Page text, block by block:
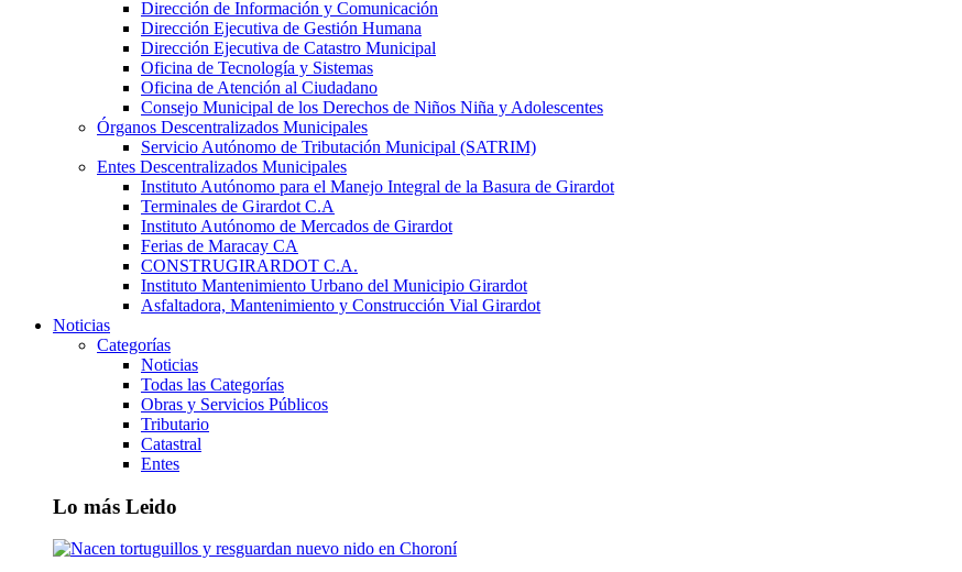
Dirección de Información y Comunicación
Dirección Ejecutiva de Gestión Humana
Dirección Ejecutiva de Catastro Municipal
Oficina de Tecnología y Sistemas
Oficina de Atención al Ciudadano
Consejo Municipal de los Derechos de Niños Niña y Adolescentes
Órganos Descentralizados Municipales
Servicio Autónomo de Tributación Municipal (SATRIM)
Entes Descentralizados Municipales
Instituto Autónomo para el Manejo Integral de la Basura de Girardot
Terminales de Girardot C.A
Instituto Autónomo de Mercados de Girardot
Ferias de Maracay CA
CONSTRUGIRARDOT C.A.
Instituto Mantenimiento Urbano del Municipio Girardot
Asfaltadora, Mantenimiento y Construcción Vial Girardot
Noticias
Categorías
Noticias
Todas las Categorías
Obras y Servicios Públicos
Tributario
Catastral
Entes
Lo más Leido